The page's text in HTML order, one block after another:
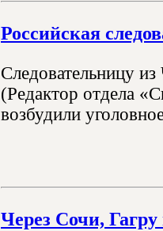
Российская
Следовательницу
(Редактор отдела
возбудили
Через Сочи,